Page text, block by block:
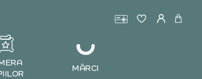
MĂRCI